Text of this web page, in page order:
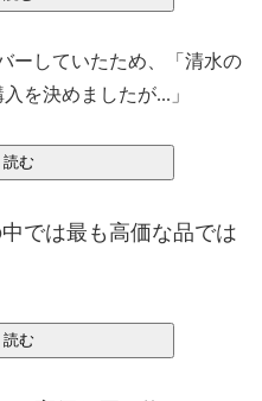
ーしていたため、「清水の
を決めましたが...」
では最も高価な品では